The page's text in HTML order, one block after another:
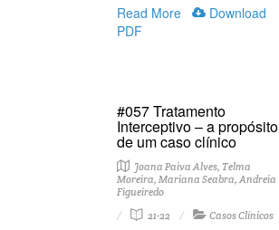
Read More
Download
PDF
#057 Tratamento
Interceptivo – a propósito
de um caso clínico
Joana Paiva Alves, Telma
Moreira, Mariana Seabra, Andreia
Figueiredo
21-22
Casos Clínicos